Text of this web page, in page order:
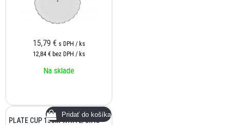
15,79 € s DPH / ks
12,84 € bez DPH / ks
Na sklade
PLATE CUP 15CM WHITE/CIAO